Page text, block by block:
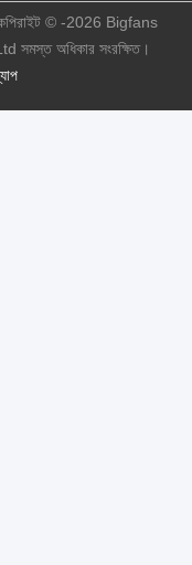
কপিরাইট © -2026 Bigfans
অধিকার সংরক্ষিত।